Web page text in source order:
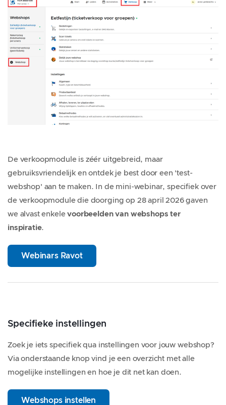
De verkoopmodule is zéér uitgebreid, maar
gebruiksvriendelijk en ontdek je best door een 'test-
webshop' aan te maken. In de mini-webinar, specifiek over
de verkoopmodule die doorging op 28 april 2026 gaven
we alvast enkelevoorbeelden van webshops ter
inspiratie.
Webinars Ravot
Specifieke instellingen
Zoek je iets specifiek qua instellingen voor jouw webshop?
Via onderstaande knop vind je een overzicht met alle
mogelijke instellingen en hoe je dit net kan doen.
Webshops instellen